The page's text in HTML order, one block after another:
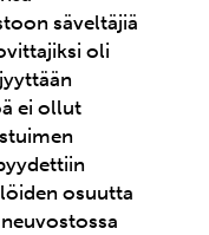
säveltäjiä
oli
ei ollut
osuutta